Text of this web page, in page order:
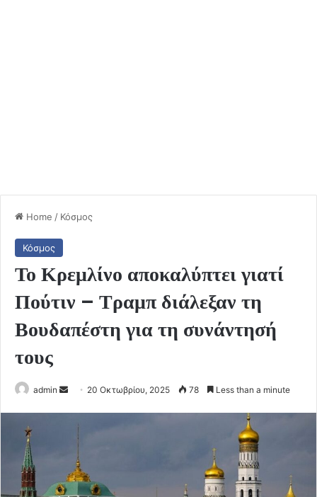
Home / Κόσμος
Κόσμος
Το Κρεμλίνο αποκαλύπτει γιατί
Πούτιν – Τραμπ διάλεξαν τη
Βουδαπέστη για τη συνάντησή
τους
admin
Send
email
20 Οκτωβρίου, 2025 78 Less than a minute